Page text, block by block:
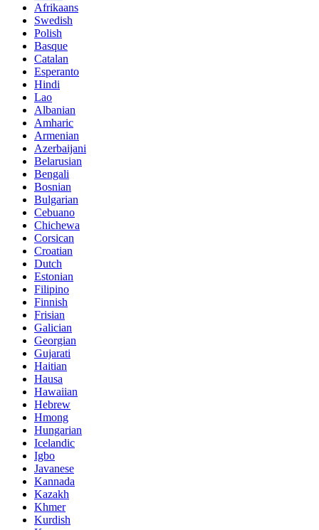
Afrikaans
Swedish
Polish
Basque
Catalan
Esperanto
Hindi
Lao
Albanian
Amharic
Armenian
Azerbaijani
Belarusian
Bengali
Bosnian
Bulgarian
Cebuano
Chichewa
Corsican
Croatian
Dutch
Estonian
Filipino
Finnish
Frisian
Galician
Georgian
Gujarati
Haitian
Hausa
Hawaiian
Hebrew
Hmong
Hungarian
Icelandic
Igbo
Javanese
Kannada
Kazakh
Khmer
Kurdish